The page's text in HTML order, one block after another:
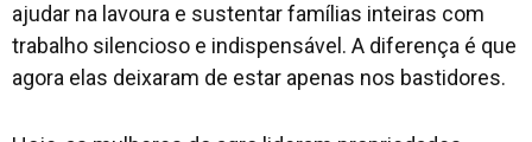
ajudar na lavoura e sustentar famílias inteiras com
trabalho silencioso e indispensável. A diferença é que
agora elas deixaram de estar apenas nos bastidores.